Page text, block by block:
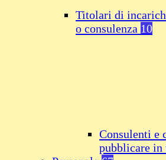
Titolari di
o consulenza 10
Consulenti e
pubblicare in